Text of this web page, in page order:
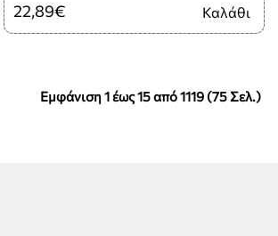
22,89€ Καλάθι
Εμφάνιση 1 έως 15 από 1119 (75 Σελ.)